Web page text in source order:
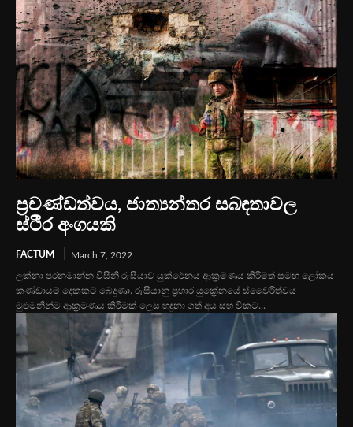
ප්‍රචණ්ඩත්වය, ජාත්‍යන්තර සබඳතාවල
ස්ථිර අංගයකි
FACTUM March 7, 2022
ලක්නා පරනමාන්න විසිනි රුසියාව යුක්රේනය ආක්‍රමණය කිරීමත් සමඟ ලෝකය
කණ්ඩායම් දෙකකට බෙදුණා. රුසියානු ප්‍රහාර යුක්‍රේනයේ ස්වෛරීත්වය
මුළුමනින්ම ආක්‍රමණය කිරීමක් ලෙස හඳුනා ගත් අය සහ විකට...